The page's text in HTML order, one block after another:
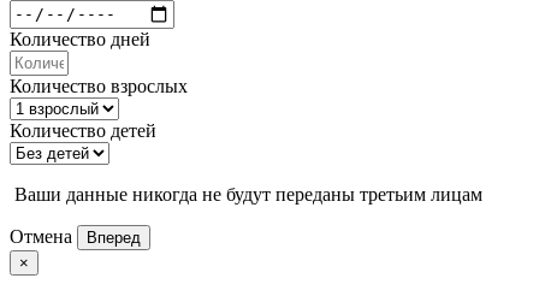
Количество дней
Количество взрослых
Количество детей
Ваши данные никогда не будут переданы третьим лицам
Отмена
Вперед
×